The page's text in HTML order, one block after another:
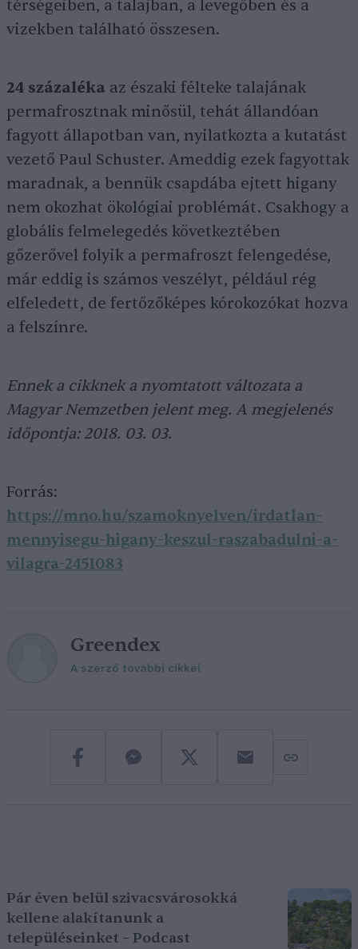
térségeiben, a talajban, a levegőben és a
vizekben található összesen.
24 százaléka az északi félteke talajának
permafrosztnak minősül, tehát állandóan
fagyott állapotban van, nyilatkozta a kutatást
vezető Paul Schuster. Ameddig ezek fagyottak
maradnak, a bennük csapdába ejtett higany
nem okozhat ökológiai problémát. Csakhogy a
globális felmelegedés következtében
gőzerővel folyik a permafroszt felengedése,
már eddig is számos veszélyt, például rég
elfeledett, de fertőzőképes kórokozókat hozva
a felszínre.
Ennek a cikknek a nyomtatott változata a
Magyar Nemzetben jelent meg. A megjelenés
időpontja: 2018. 03. 03.
Forrás:
https://mno.hu/szamoknyelven/irdatlan-
mennyisegu-higany-keszul-raszabadulni-a-
vilagra-2451083
Greendex
A szerző további cikkei
Pár éven belül szivacsvárosokká
kellene alakítanunk a
településeinket – Podcast